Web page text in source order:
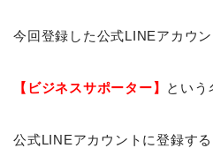
今回登録した公式LINEアカウ
【ビジネスサポーター】 という
公式LINEアカウントに登録する